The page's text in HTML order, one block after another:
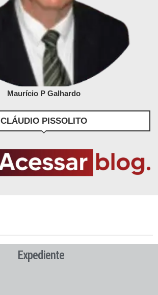
Maurício P Galhardo
CLÁUDIO PISSOLITO
Expediente